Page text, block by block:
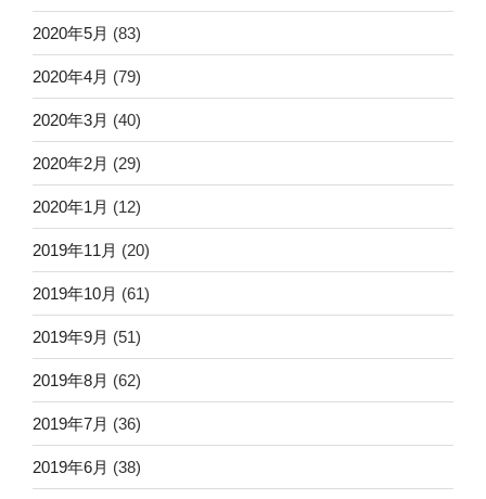
2020年5月 (83)
2020年4月 (79)
2020年3月 (40)
2020年2月 (29)
2020年1月 (12)
2019年11月 (20)
2019年10月 (61)
2019年9月 (51)
2019年8月 (62)
2019年7月 (36)
2019年6月 (38)